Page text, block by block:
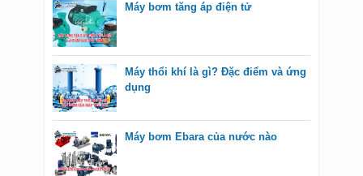
Máy bơm tăng áp điện tử
Máy thổi khí là gì? Đặc điểm và ứng
dụng
Máy bơm Ebara của nước nào